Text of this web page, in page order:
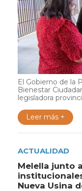
El Gobierno de la
Bienestar
legisladora
Leer más +
ACTUALIDAD
Melella junto
Nueva Usina